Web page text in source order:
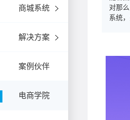
商城系统
解决方案
案例伙伴
电商学院
对那
系统